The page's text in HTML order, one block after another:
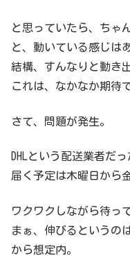
と思っていたら、ちゃ
と、動いている感じは
結構、すんなりと動き
これは、なかなか期待
さて、問題が発生。
DHLという配送業者だっ
届く予定は木曜日から
ワクワクしながら待っ
まぁ、伸びるというの
から想定内。